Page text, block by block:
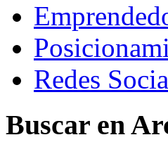
Redes
Buscar en